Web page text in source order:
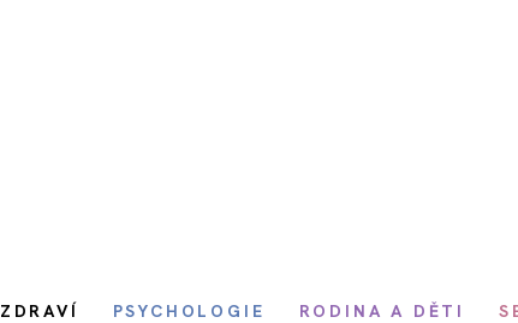
ZDRAVÍ PSYCHOLOGIE RODINA A DĚTI